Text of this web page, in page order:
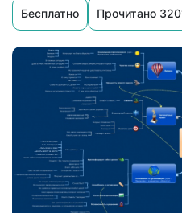
Бесплатно Прочитано